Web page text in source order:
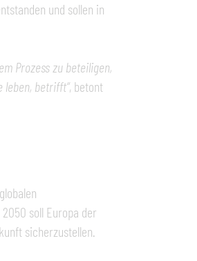
und sollen in
Prozess zu beteiligen,
leben, betrifft“, betont
soll Europa der
sicherzustellen.